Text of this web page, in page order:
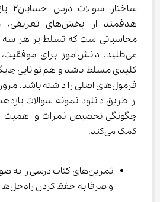
هدفمند از بخش‌های
می‌طلبد. دانش‌آموز برای
کلیدی مسلط باشد و هم توانایی
از طریق دانلود نمونه سوالات
چگونگی تخصیص نمرات و اهمیت
کمک می‌کند.
تمرین‌های کتاب درسی را
و صرفا به حفظ کردن راه‌حل‌ها اکتفا نکنید.